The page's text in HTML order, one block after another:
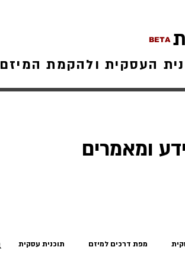
BETA
העסקית ולהקמת המיזם
ומאמרים
מפת דרכים למיזם תוכנית עסקית